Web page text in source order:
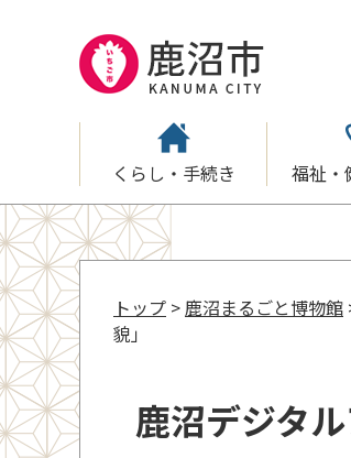
くらし・手続き 福祉・
トップ >鹿沼まるごと博物館
貌」
鹿沼デジタ